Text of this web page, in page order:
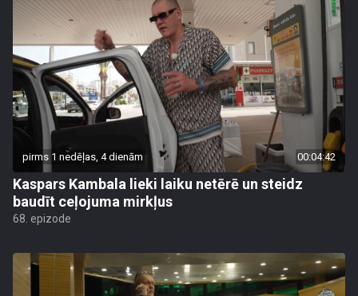
pirms 1 nedēļas, 4 dienām 00:04:42
Kaspars Kambala lieki laiku netērē un steidz
baudīt ceļojuma mirkļus
68. epizode